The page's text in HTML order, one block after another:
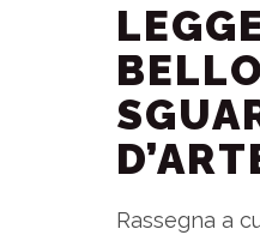
Rassegna a